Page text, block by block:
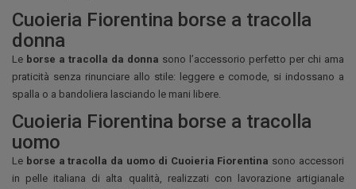
Cuoieria Fiorentina borse a tracolla
donna
Le borse a tracolla da donna sono l’accessorio perfetto per chi ama
praticità senza rinunciare allo stile: leggere e comode, si indossano a
spalla o a bandoliera lasciando le mani libere.
Cuoieria Fiorentina borse a tracolla
uomo
Le borse a tracolla da uomo di Cuoieria Fiorentina sono accessori
in pelle italiana di alta qualità, realizzati con lavorazione artigianale